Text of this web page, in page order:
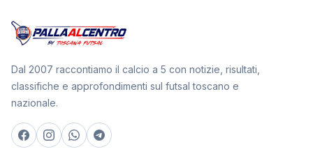
Dal 2007 raccontiamo il calcio a 5 con notizie, risultati,
classifiche e approfondimenti sul futsal toscano e
nazionale.